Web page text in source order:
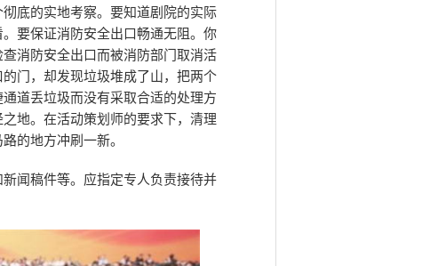
底的实地考察。要知道剧院的实际
要保证消防安全出口畅通无阻。你
消防安全出口而被消防部门取消活
门，却发现垃圾堆成了山，把两个
道丢垃圾而没有采取合适的处理方
地。在活动策划师的要求下，清理
的地方冲刷一新。
闻稿件等。应指定专人负责接待并